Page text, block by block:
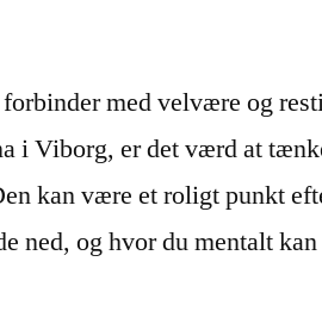
med velvære og
i Viborg, er det værd at
kan være et roligt punkt
ned, og hvor du mentalt